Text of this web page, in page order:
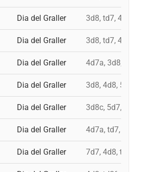
Dia del Graller 3d8, td7, 4d8,
Dia del Graller 3d8, td7, 4d8,
Dia del Graller 4d7a, 3d8, td8f,
Dia del Graller 3d8, 4d8, 5d7,
Dia del Graller 3d8c, 5d7, td7,
Dia del Graller 4d7a, td7, 4d8,
Dia del Graller 7d7, 4d8, td8f,